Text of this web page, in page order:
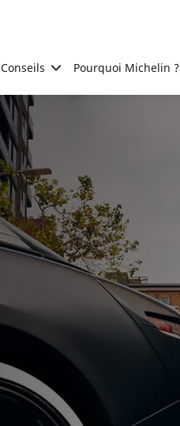
Conseils Pourquoi Michelin ?